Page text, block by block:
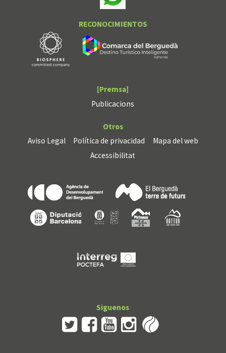
RECONOCIMIENTOS
[Premsa]
Publicacions
Otros
Aviso Legal
Política de privacidad
Mapa del web
Accessibilitat
Siguenos